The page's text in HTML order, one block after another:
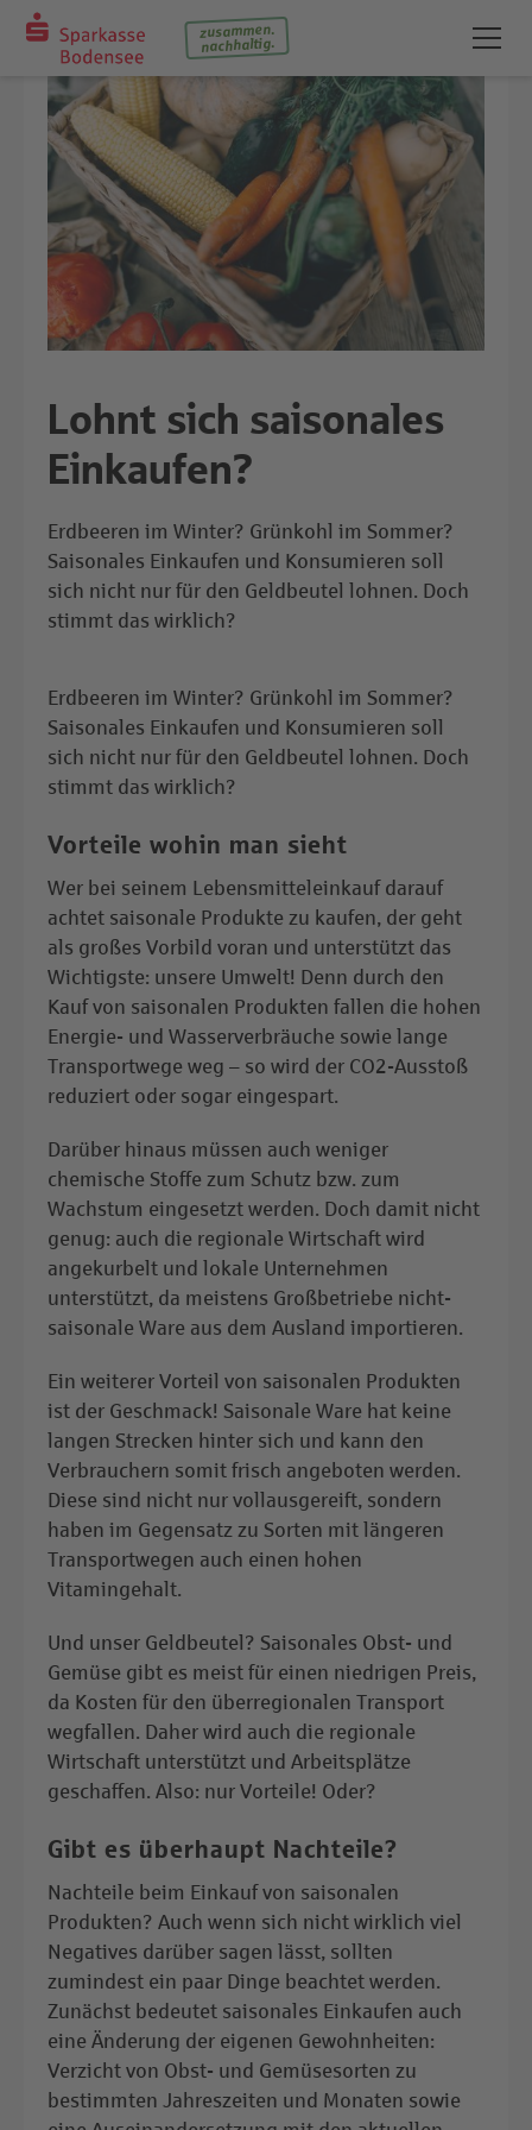
zusammen.
nachhaltig.
Lohnt sich saisonales
Einkaufen?
Erdbeeren im Winter? Grünkohl im Sommer?
Saisonales Einkaufen und Konsumieren soll
sich nicht nur für den Geldbeutel lohnen. Doch
stimmt das wirklich?
Erdbeeren im Winter? Grünkohl im Sommer?
Saisonales Einkaufen und Konsumieren soll
sich nicht nur für den Geldbeutel lohnen. Doch
stimmt das wirklich?
Vorteile wohin man sieht
Wer bei seinem Lebensmitteleinkauf darauf
achtet saisonale Produkte zu kaufen, der geht
als großes Vorbild voran und unterstützt das
Wichtigste: unsere Umwelt! Denn durch den
Kauf von saisonalen Produkten fallen die hohen
Energie- und Wasserverbräuche sowie lange
Transportwege weg – so wird der CO2-Ausstoß
reduziert oder sogar eingespart.
Darüber hinaus müssen auch weniger
chemische Stoffe zum Schutz bzw. zum
Wachstum eingesetzt werden. Doch damit nicht
genug: auch die regionale Wirtschaft wird
angekurbelt und lokale Unternehmen
unterstützt, da meistens Großbetriebe nicht-
saisonale Ware aus dem Ausland importieren.
Ein weiterer Vorteil von saisonalen Produkten
ist der Geschmack! Saisonale Ware hat keine
langen Strecken hinter sich und kann den
Verbrauchern somit frisch angeboten werden.
Diese sind nicht nur vollausgereift, sondern
haben im Gegensatz zu Sorten mit längeren
Transportwegen auch einen hohen
Vitamingehalt.
Und unser Geldbeutel? Saisonales Obst- und
Gemüse gibt es meist für einen niedrigen Preis,
da Kosten für den überregionalen Transport
wegfallen. Daher wird auch die regionale
Wirtschaft unterstützt und Arbeitsplätze
geschaffen. Also: nur Vorteile! Oder?
Gibt es überhaupt Nachteile?
Nachteile beim Einkauf von saisonalen
Produkten? Auch wenn sich nicht wirklich viel
Negatives darüber sagen lässt, sollten
zumindest ein paar Dinge beachtet werden.
Zunächst bedeutet saisonales Einkaufen auch
eine Änderung der eigenen Gewohnheiten:
Verzicht von Obst- und Gemüsesorten zu
bestimmten Jahreszeiten und Monaten sowie